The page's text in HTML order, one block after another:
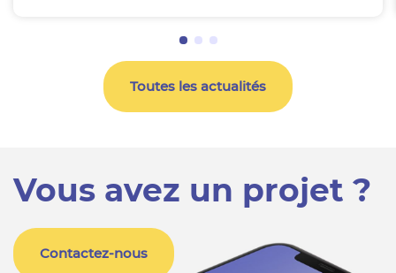
Toutes les actualités
Vous avez un projet ?
Contactez-nous